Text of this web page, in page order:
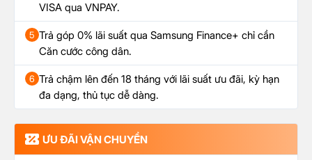
VISA qua VNPAY.
5 Trả góp 0% lãi suất qua Samsung Finance+ chỉ cần
Căn cước công dân.
6 Trả chậm lên đến 18 tháng với lãi suất ưu đãi, kỳ hạn
đa dạng, thủ tục dễ dàng.
ƯU ĐÃI VẬN CHUYỂN